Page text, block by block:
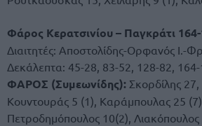
Φάρος Κερατσινίου – Παγκράτι
Διαιτητές: Αποστολίδης-Ορφανός Ι.-
Δεκάλεπτα: 45-28, 83-52, 128-82,
ΦΑΡΟΣ (Συμεωνίδης): Σκορδίλης
Κουντουράς 5 (1), Καράμπουλας 25
Πετροδημόπουλος 10(2),